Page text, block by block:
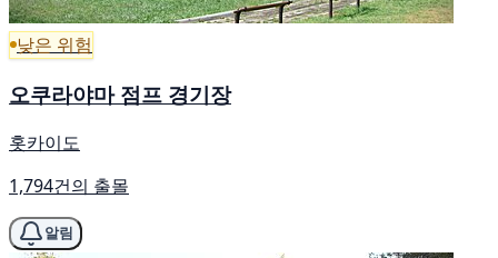
낮은 위험
오쿠라야마 점프 경기장
홋카이도
1,794건의 출몰
알림